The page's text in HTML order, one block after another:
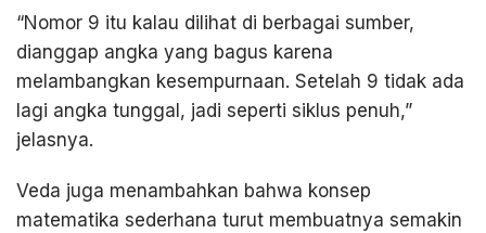
“Nomor 9 itu kalau dilihat di berbagai sumber,
dianggap angka yang bagus karena
melambangkan kesempurnaan. Setelah 9 tidak ada
lagi angka tunggal, jadi seperti siklus penuh,”
jelasnya.
Veda juga menambahkan bahwa konsep
matematika sederhana turut membuatnya semakin